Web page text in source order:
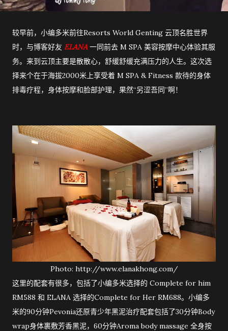
较早前，小编多米前往Resorts World Genting 云顶名胜世界
时，与博客好友 ELANA一同前去 M SPA 美容按摩中心体验其服
务。来到云顶主要是散散心，舒缓舒缓充满压力的人生。这次选
择来个在于海拔2000米上享受着 M SPA & Fitness 款待的身体
排毒疗程，身体按摩和脸部护理，果然“另涩吾同”啊！
Photo: http://www.elanakhong.com/
这里的配套有很多，包括了小编多米选择的 Complete for him
RM588 和 ELANA 选择的Complete for Her RM688。小编多
米的90分钟Pevonia还原青少年黑泥治疗配套包括了30分钟Body
wrap身体裹敷芳香黑泥，60分钟Aroma body massage 全身按